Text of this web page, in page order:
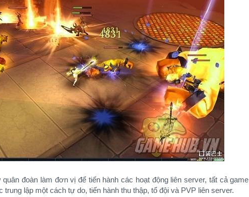
đoàn làm đơn vị để tiến hành các hoạt động liên server, tất cả game
trung lập một cách tự do, tiến hành thu thập, tổ đội và PVP liên server.